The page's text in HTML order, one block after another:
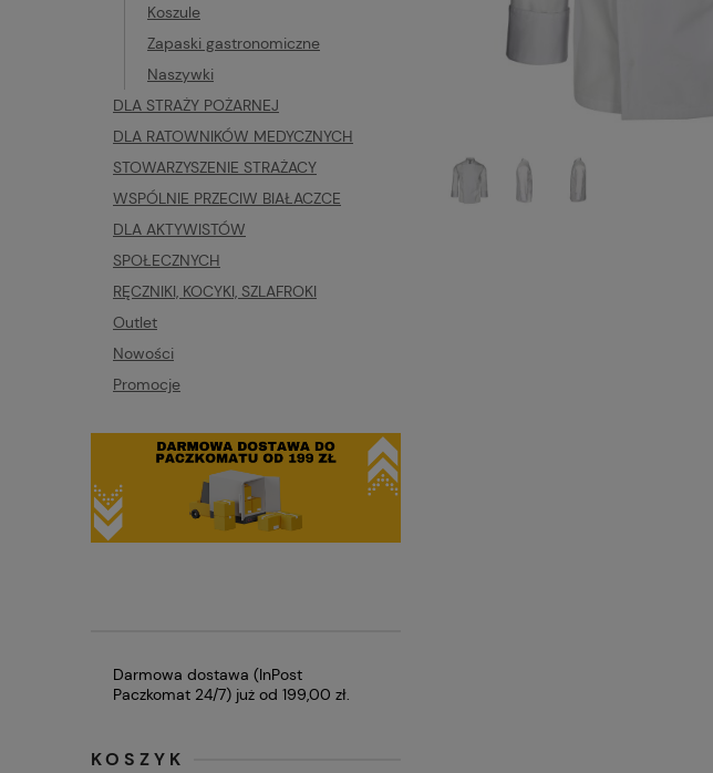
Koszule
Zapaski gastronomiczne
Naszywki
DLA STRAŻY POŻARNEJ
DLA RATOWNIKÓW MEDYCZNYCH
STOWARZYSZENIE STRAŻACY
WSPÓLNIE PRZECIW BIAŁACZCE
DLA AKTYWISTÓW
SPOŁECZNYCH
RĘCZNIKI, KOCYKI, SZLAFROKI
Outlet
Nowości
Promocje
Darmowa dostawa (InPost
Paczkomat 24/7) już od 199,00 zł.
KOSZYK